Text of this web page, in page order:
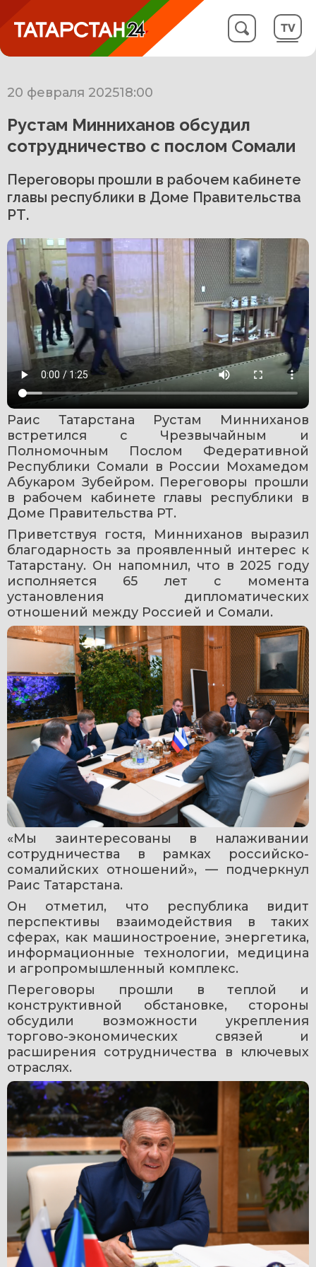
20 февраля 202518:00
Рустам Минниханов обсудил
сотрудничество с послом Сомали
Переговоры прошли в рабочем кабинете
главы республики в Доме Правительства
РТ.
Раис Татарстана Рустам Минниханов
встретился с Чрезвычайным и
Полномочным Послом Федеративной
Республики Сомали в России Мохамедом
Абукаром Зубейром. Переговоры прошли
в рабочем кабинете главы республики в
Доме Правительства РТ.
Приветствуя гостя, Минниханов выразил
благодарность за проявленный интерес к
Татарстану. Он напомнил, что в 2025 году
исполняется 65 лет с момента
установления дипломатических
отношений между Россией и Сомали.
«Мы заинтересованы в налаживании
сотрудничества в рамках российско-
сомалийских отношений», — подчеркнул
Раис Татарстана.
Он отметил, что республика видит
перспективы взаимодействия в таких
сферах, как машиностроение, энергетика,
информационные технологии, медицина
и агропромышленный комплекс.
Переговоры прошли в теплой и
конструктивной обстановке, стороны
обсудили возможности укрепления
торгово-экономических связей и
расширения сотрудничества в ключевых
отраслях.